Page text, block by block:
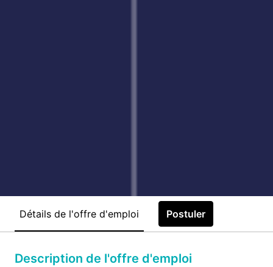
Détails de l'offre d'emploi Postuler
Description de l'offre d'emploi